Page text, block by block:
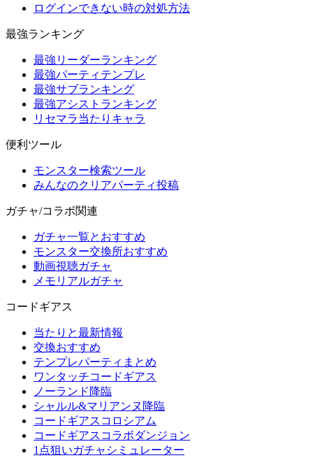
ログインできない時の対処方法
最強ランキング
最強リーダーランキング
最強パーティテンプレ
最強サブランキング
最強アシストランキング
リセマラ当たりキャラ
便利ツール
モンスター検索ツール
みんなのクリアパーティ投稿
ガチャ/コラボ関連
ガチャ一覧とおすすめ
モンスター交換所おすすめ
動画視聴ガチャ
メモリアルガチャ
コードギアス
当たりと最新情報
交換おすすめ
テンプレパーティまとめ
ワンタッチコードギアス
ノーランド降臨
シャルル&マリアンヌ降臨
コードギアスコロシアム
コードギアスコラボダンジョン
1点狙いガチャシミュレーター